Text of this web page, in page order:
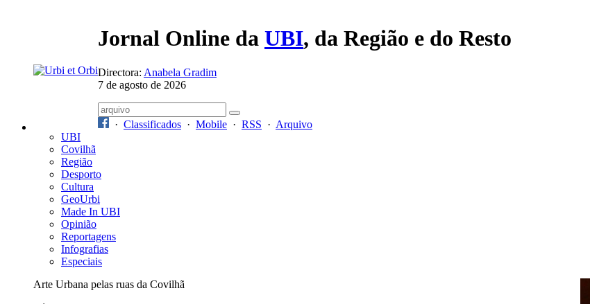
Jornal Online da UBI, da Região e do Resto
Directora: Anabela Gradim
7 de agosto de 2026
· Classificados · Mobile · RSS · Arquivo
UBI
Covilhã
Região
Desporto
Cultura
GeoUrbi
Made In UBI
Opinião
Reportagens
Infografias
Especiais
Arte Urbana pelas ruas da Covilhã